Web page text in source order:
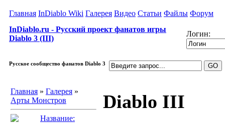
Главная InDiablo Wiki Галерея Видео Статьи Файлы Форум
InDiablo.ru - Русский проект фанатов игры
Diablo 3 (III)
Логин:
Русское сообщество фанатов Diablo 3
Главная » Галерея »
Арты Монстров
Diablo III